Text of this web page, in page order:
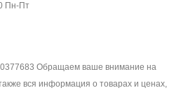
Пн-Пт
Обращаем ваше внимание на
вся информация о товарах и ценах,